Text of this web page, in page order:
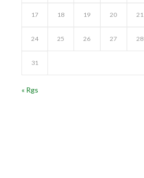
17 18 19 20 21
24 25 26 27 28
31
« Rgs